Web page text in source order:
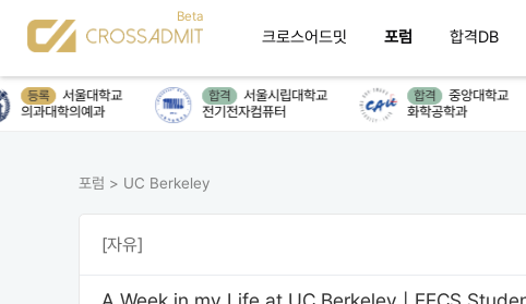
크로스어드밋 포럼 합격DB
등록
서울대학교
의과대학의예과
합격
서울시립대학교
전기전자컴퓨터
합격
중앙대학교
화학공학과
포럼 > UC Berkeley
[자유]